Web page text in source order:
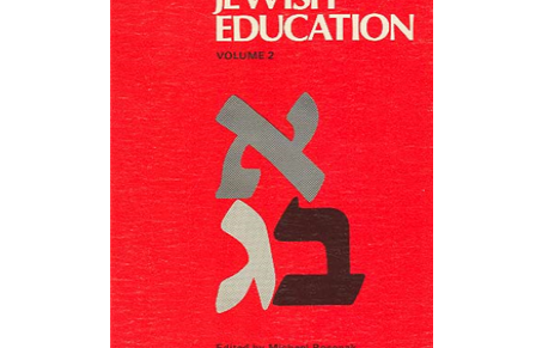
הנחת אתר ספר מודפס
$37
$33